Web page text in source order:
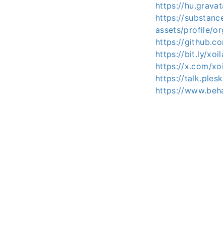
https://
https://
assets/profile/
https://
https://bit.ly/
https://x.com/
https://
https://